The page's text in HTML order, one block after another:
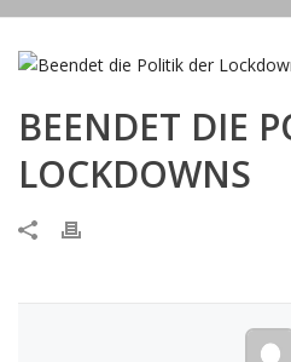
BEENDET DIE
LOCKDOWNS